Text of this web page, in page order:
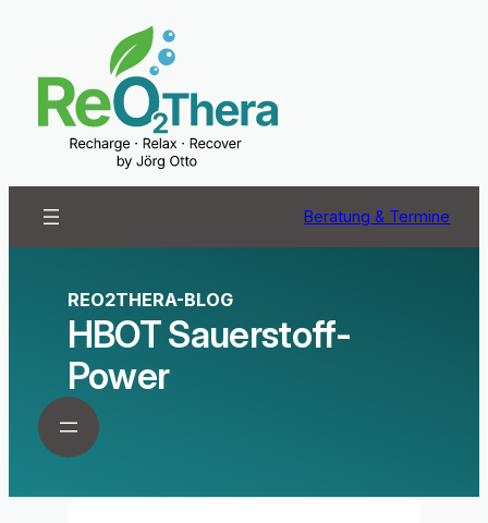
Beratung & Termine
REO2THERA-BLOG
HBOT Sauerstoff-
Power